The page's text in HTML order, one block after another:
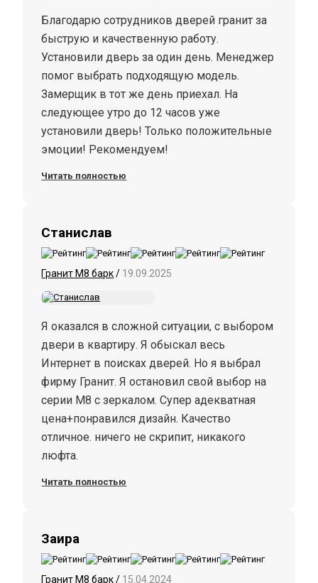
Благодарю сотрудников дверей гранит за
быструю и качественную работу.
Установили дверь за один день. Менеджер
помог выбрать подходящую модель.
Замерщик в тот же день приехал. На
следующее утро до 12 часов уже
установили дверь! Только положительные
эмоции! Рекомендуем!
Читать полностью
Станислав
Гранит М8 барк/ 19.09.2025
Я оказался в сложной ситуации, с выбором
двери в квартиру. Я обыскал весь
Интернет в поисках дверей. Но я выбрал
фирму Гранит. Я остановил свой выбор на
серии М8 с зеркалом. Супер адекватная
цена+понравился дизайн. Качество
отличное. ничего не скрипит, никакого
люфта.
Читать полностью
Заира
Гранит М8 барк/ 15.04.2024